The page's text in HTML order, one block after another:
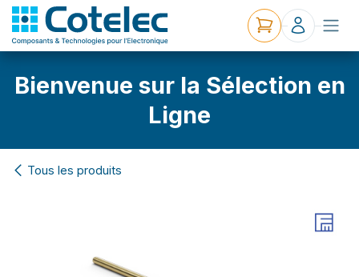
Bienvenue sur la Sélection en
Ligne
Tous les produits